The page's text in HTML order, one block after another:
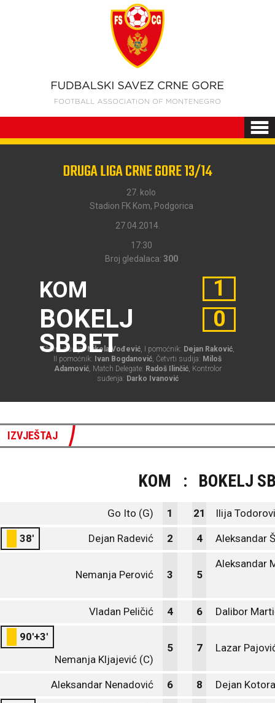
DRUGA LIGA CRNE GORE 13/14
27. kolo
Stadion FK Kom, Podgorica
27.04.2014.
17:30
Broj gledalaca: 300
KOM
BOKELJ
SBBET
1
0
Glavni sudija: Nikola Vođević, I pomoćnik: Dejan Raković,
II pomoćnik: Ivan Bogdanović, Četvrti sudija: Miloš
Adamović, Match Delegate: Radoš Ilinčić, Kontrolor
suđenja: Darko Ivanović
IZVJEŠTAJ
KOM : BOKELJ
Go Ito (G) 1 21 Ilija
38' Dejan Radević 2 4 Aleksandar
Nemanja Perović 3 5
Aleksandar
Vladan Peličić 4 6 Dalibor
90'+3'
Nemanja Kljajević (C)
5 7 Lazar
Aleksandar Nenadović 6 8 Dejan